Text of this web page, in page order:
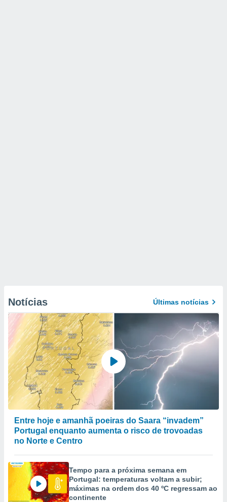
Notícias Últimas notícias
Entre hoje e amanhã poeiras do Saara “invadem”
Portugal enquanto aumenta o risco de trovoadas
no Norte e Centro
Tempo para a próxima semana em
Portugal: temperaturas voltam a subir;
máximas na ordem dos 40 ºC regressam ao
continente